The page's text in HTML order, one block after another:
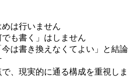
は行いません
でも書く」はしません
は書き換えなくてよい」と結論
、現実的に通る構成を重視しま